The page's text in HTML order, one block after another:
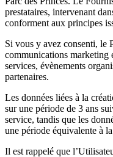
prestataires, intervenant
conforment aux principes
Si vous y avez consenti, le
communications marketing
services, évènements
partenaires.
Les données liées à la
sur une période de 3 ans
service, tandis que les
une période équivalente à
Il est rappelé que